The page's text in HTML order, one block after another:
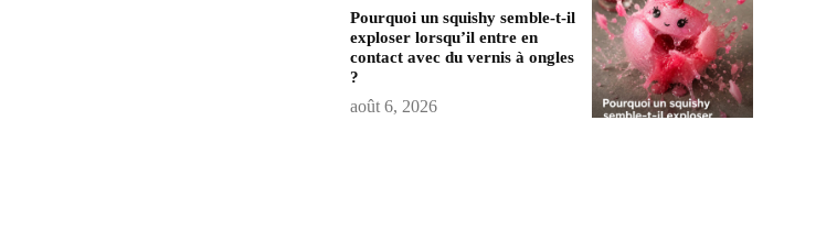
Pourquoi un squishy semble-t-il
exploser lorsqu’il entre en
contact avec du vernis à ongles
?
août 6, 2026